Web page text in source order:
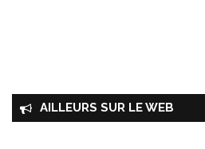
AILLEURS SUR LE WEB